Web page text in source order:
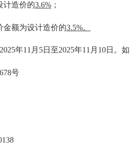
计造价的3.6%；
金额为设计造价的3.5%。
2025年11 月 5日至2025年11 月 10日。
678号